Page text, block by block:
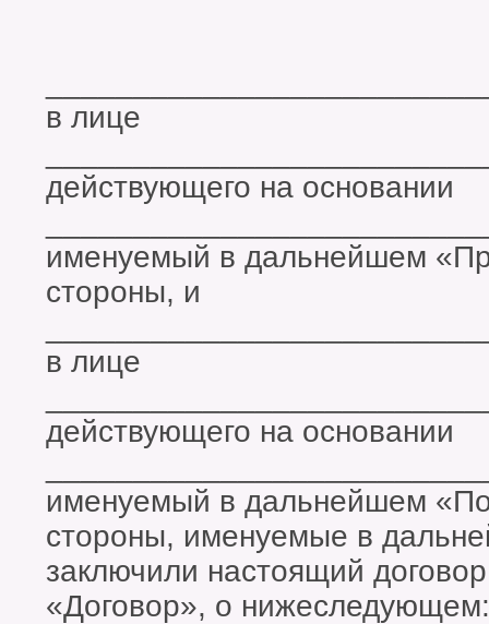
в лице
действующего на основании
именуемый в дальнейшем
стороны, и
в лице
действующего на основании
именуемый в дальнейшем
стороны, именуемые в
заключили настоящий
«Договор», о нижеследующем: